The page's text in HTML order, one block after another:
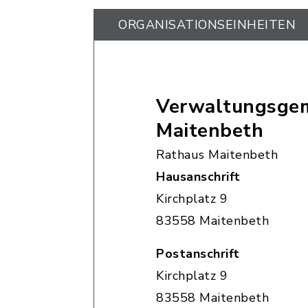
ORGANISATIONS­EINHEITEN
Maitenbeth
Rathaus Maitenbeth
Hausanschrift
Kirchplatz 9
83558 Maitenbeth
Postanschrift
Kirchplatz 9
83558 Maitenbeth